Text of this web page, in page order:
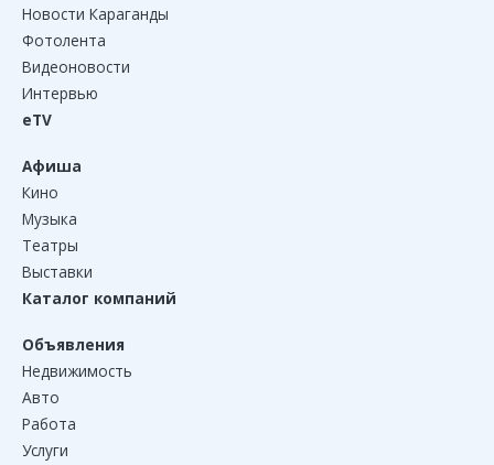
Новости Караганды
Фотолента
Видеоновости
Интервью
eTV
Афиша
Кино
Музыка
Театры
Выставки
Каталог компаний
Объявления
Недвижимость
Авто
Работа
Услуги